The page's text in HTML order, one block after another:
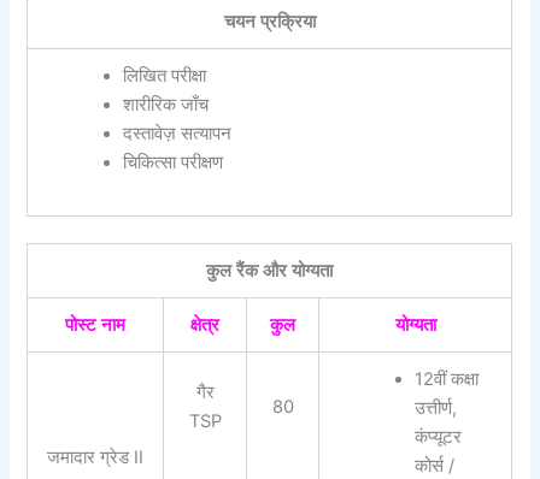
चयन प्रक्रिया
लिखित परीक्षा
शारीरिक जाँच
दस्तावेज़ सत्यापन
चिकित्सा परीक्षण
कुल रैंक और योग्यता
पोस्ट नाम क्षेत्र कुल योग्यता
जमादार ग्रेड II
गैर
TSP
80
12वीं कक्षा
उत्तीर्ण,
कंप्यूटर
कोर्स /